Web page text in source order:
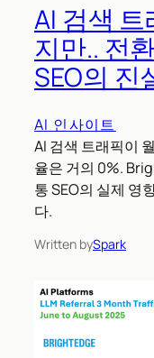
AI 검색 트
지만.. 전
SEO의 진
AI 인사이트
AI 검색 트래픽이
율은 거의 0%.
통 SEO의 실제 영
다.
Written bySpark